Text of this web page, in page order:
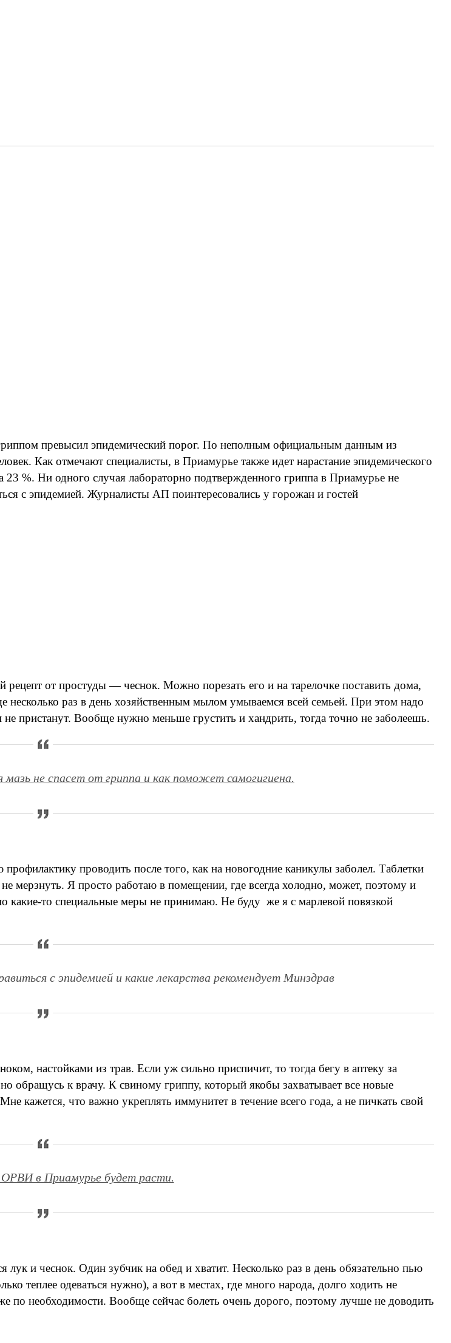
превысил эпидемический порог. По неполным официальным данным из
Как отмечают специалисты, в Приамурье также идет нарастание эпидемического
23 %. Ни одного случая лабораторно подтвержденного гриппа в Приамурье не
с эпидемией. Журналисты АП поинтересовались у горожан и гостей
от простуды — чеснок. Можно порезать его и на тарелочке поставить дома,
раз в день хозяйственным мылом умываемся всей семьей. При этом надо
пристанут. Вообще нужно меньше грустить и хандрить, тогда точно не заболеешь.
мазь не спасет от гриппа и как поможет самогигиена.
проводить после того, как на новогодние каникулы заболел. Таблетки
мерзнуть. Я просто работаю в помещении, где всегда холодно, может, поэтому и
какие-то специальные меры не принимаю. Не буду же я с марлевой повязкой
с эпидемией и какие лекарства рекомендует Минздрав
настойками из трав. Если уж сильно приспичит, то тогда бегу в аптеку за
обращусь к врачу. К свиному гриппу, который якобы захватывает все новые
кажется, что важно укреплять иммунитет в течение всего года, а не пичкать свой
ОРВИ в Приамурье будет расти.
и чеснок. Один зубчик на обед и хватит. Несколько раз в день обязательно пью
теплее одеваться нужно), а вот в местах, где много народа, долго ходить не
по необходимости. Вообще сейчас болеть очень дорого, поэтому лучше не доводить